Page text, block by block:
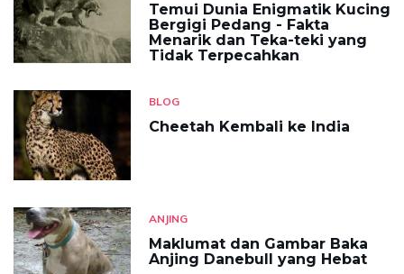
Temui Dunia Enigmatik Kucing
Bergigi Pedang - Fakta
Menarik dan Teka-teki yang
Tidak Terpecahkan
BLOG
Cheetah Kembali ke India
ANJING
Maklumat dan Gambar Baka
Anjing Danebull yang Hebat